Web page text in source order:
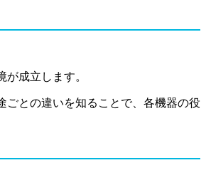
成立します。
ごとの違いを知ることで、各機器の役